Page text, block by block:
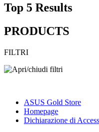
Top 5 Results
PRODUCTS
FILTRI
ASUS Gold Store
Homepage
Dichiarazione di